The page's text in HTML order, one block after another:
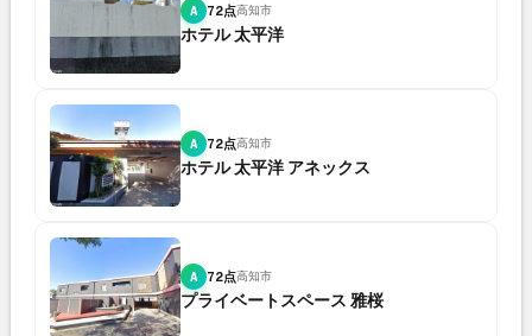
A 72点高知市
ホテル 太平洋
A 72点高知市
ホテル 太平洋 アネックス
A 72点高知市
プライベートスペース 雅桜